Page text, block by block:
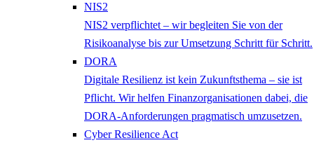
NIS2
NIS2 verpflichtet – wir begleiten Sie von der
Risikoanalyse bis zur Umsetzung Schritt für Schritt.
DORA
Digitale Resilienz ist kein Zukunftsthema – sie ist
Pflicht. Wir helfen Finanzorganisationen dabei, die
DORA-Anforderungen pragmatisch umzusetzen.
Cyber Resilience Act